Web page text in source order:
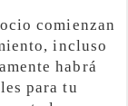
comienzan
incluso
habrá
para tu